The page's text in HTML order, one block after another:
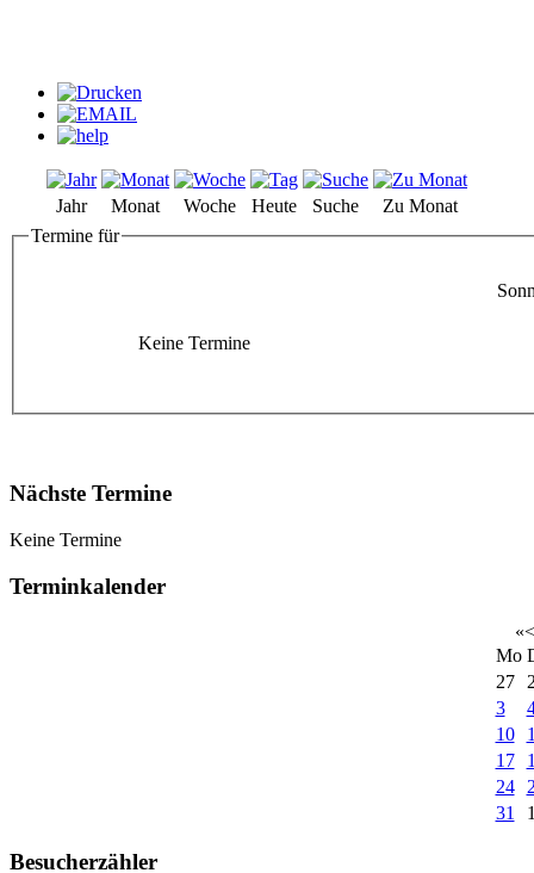
Jahr Monat Woche Heute Suche
Zu Monat
Termine für
Keine Termine
Nächste Termine
Keine Termine
Terminkalender
«<
Mo
27
3
10
17
24
31
Besucherzähler